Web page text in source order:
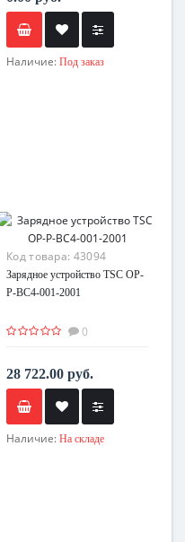
Наличие: Под заказ
Код товара: 43094
Зарядное устройство TSC OP-
P-BC4-001-2001
0
28 722.00 руб.
Наличие: На складе